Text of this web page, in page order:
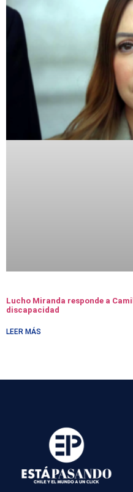
Lucho Miranda responde a
discapacidad
LEER MÁS